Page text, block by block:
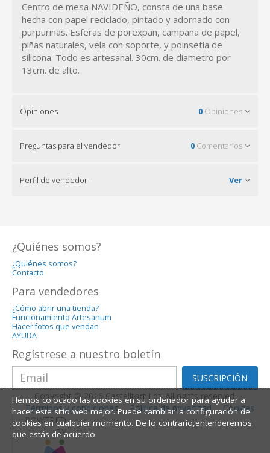
Centro de mesa NAVIDEÑO, consta de una base
hecha con papel reciclado, pintado y adornado con
purpurinas. Esferas de porexpan, campana de papel,
piñas naturales, vela con soporte, y poinsetia de
silicona. Todo es artesanal. 30cm. de diametro por
13cm. de alto.
Opiniones 0 Opiniones
Preguntas para el vendedor 0 Comentarios
Perfil de vendedor Ver
¿Quiénes somos?
¿Quiénes somos?
Contacto
Para vendedores
¿Cómo abrir una tienda?
Funcionamiento Artesanum
Hacer fotos que vendan
AYUDA
Regístrese a nuestro boletín
SUSCRIPCIÓN
Copyright © 2016 Castelltort Ldt. All rights reserved.
Términos y condiciones
Política de privacidad
Cookies
POWERED
BY
Hemos colocado las cookies en su ordenador para ayudar a
hacer este sitio web mejor. Puede cambiar la configuración de
cookies en cualquier momento. De lo contrario,entenderemos
que estás de acuerdo.